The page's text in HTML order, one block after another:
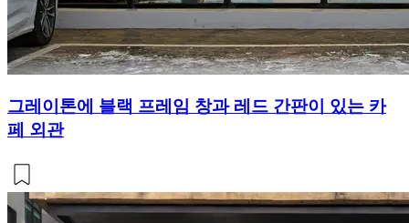
그레이톤에 블랙 프레임 창과 레드 간판이 있는 카
페 외관